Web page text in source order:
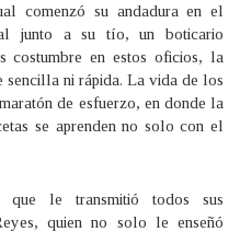
comenzó su andadura en el
junto a su tío, un boticario
costumbre en estos oficios, la
sencilla ni rápida. La vida de los
de esfuerzo, en donde la
se aprenden no solo con el
le transmitió todos sus
quien no solo le enseñó